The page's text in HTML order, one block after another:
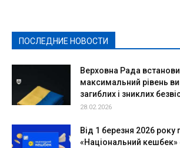
ПОСЛЕДНИЕ НОВОСТИ
Верховна Рада
максимальний рівень
загиблих і зниклих
28.02.2026
Від 1 березня 2026 року
«Національний кешбек»